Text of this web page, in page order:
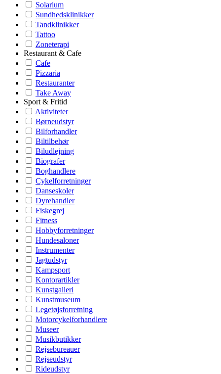
Solarium
Sundhedsklinikker
Tandklinikker
Tattoo
Zoneterapi
Restaurant & Cafe
Cafe
Pizzaria
Restauranter
Take Away
Sport & Fritid
Aktiviteter
Børneudstyr
Bilforhandler
Biltilbehør
Biludlejning
Biografer
Boghandlere
Cykelforretninger
Danseskoler
Dyrehandler
Fiskegrej
Fitness
Hobbyforretninger
Hundesaloner
Instrumenter
Jagtudstyr
Kampsport
Kontorartikler
Kunstgalleri
Kunstmuseum
Legetøjsforretning
Motorcykelforhandlere
Museer
Musikbutikker
Rejsebureauer
Rejseudstyr
Rideudstyr